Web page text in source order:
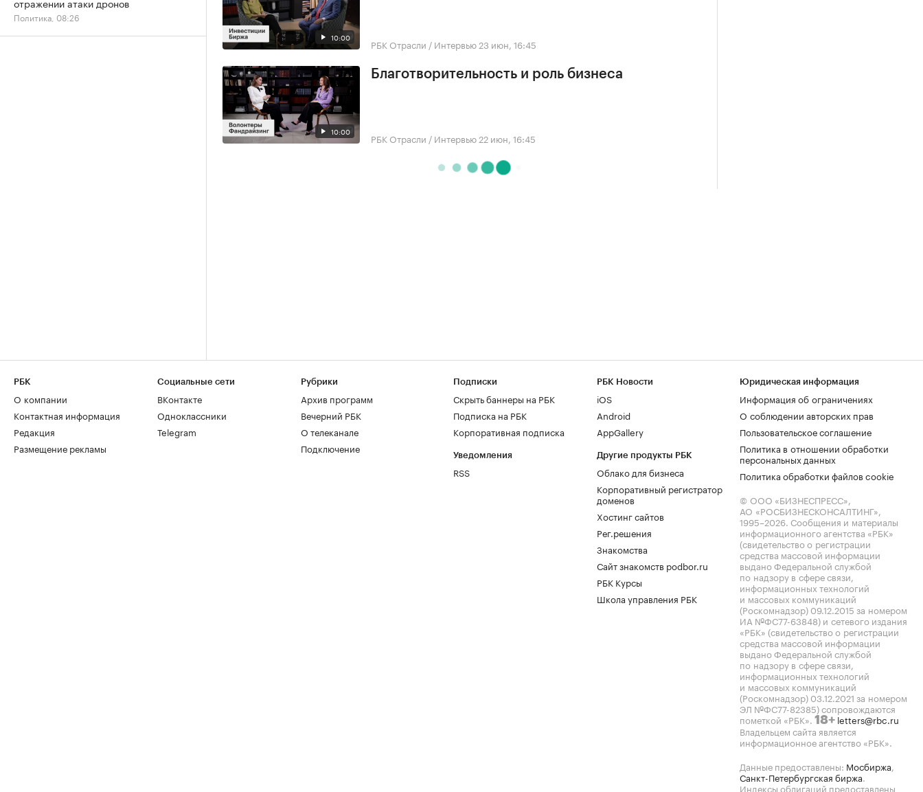
10:00 РБК Отрасли / Интервью 23 июн, 16:45
10:00
Благотворительность и роль бизнеса
РБК Отрасли / Интервью 22 июн, 16:45
Политика, 08:26
РБК
О компании
Контактная информация
Редакция
Размещение рекламы
Социальные сети
ВКонтакте
Одноклассники
Telegram
Рубрики
Архив программ
Вечерний РБК
О телеканале
Подключение
Подписки
Скрыть баннеры на РБК
Подписка на РБК
Корпоративная подписка
Уведомления
RSS
РБК Новости
iOS
Android
AppGallery
Другие продукты РБК
Облако для бизнеса
Корпоративный регистратор
доменов
Хостинг сайтов
Рег.решения
Знакомства
Сайт знакомств podbor.ru
РБК Курсы
Школа управления РБК
Юридическая информация
Информация об ограничениях
О соблюдении авторских прав
Пользовательское соглашение
Политика в отношении обработки
персональных данных
Политика обработки файлов cookie
© ООО «БИЗНЕСПРЕСС»,
АО «РОСБИЗНЕСКОНСАЛТИНГ»,
1995–2026. Сообщения и материалы
информационного агентства «РБК»
(свидетельство о регистрации
средства массовой информации
выдано Федеральной службой
по надзору в сфере связи,
информационных технологий
и массовых коммуникаций
(Роскомнадзор) 09.12.2015 за номером
ИА №ФС77-63848) и сетевого издания
«РБК» (свидетельство о регистрации
средства массовой информации
выдано Федеральной службой
по надзору в сфере связи,
информационных технологий
и массовых коммуникаций
(Роскомнадзор) 03.12.2021 за номером
ЭЛ №ФС77-82385) сопровождаются
пометкой «РБК». 18+ letters@rbc.ru
Владельцем сайта является
информационное агентство «РБК».
Данные предоставлены: Мосбиржа,
Санкт-Петербургская биржа.
Индексы облигаций предоставлены